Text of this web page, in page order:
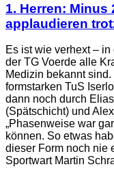
1. Herren: Minus
applaudieren
Es ist wie verhext –
der TG Voerde alle
Medizin bekannt
formstarken TuS
dann noch durch
(Spätschicht) und
„Phasenweise war
können. So etwas
dieser Form noch nie
Sportwart Martin